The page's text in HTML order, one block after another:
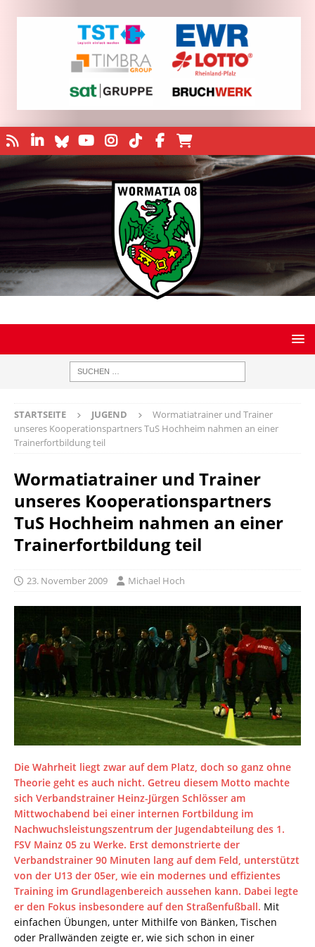
STARTSEITE JUGEND
Wormatiatrainer und Trainer
unseres Kooperationspartners TuS Hochheim nahmen an einer
Trainerfortbildung teil
Wormatiatrainer und Trainer
unseres Kooperationspartners
TuS Hochheim nahmen an einer
Trainerfortbildung teil
23. November 2009 Michael Hoch
Die Wahrheit liegt zwar auf dem Platz, doch so ganz ohne
Theorie geht es auch nicht. Getreu diesem Motto machte
sich Verbandstrainer Heinz-Jürgen Schlösser am
Mittwochabend bei einer internen Fortbildung im
Nachwuchsleistungszentrum der Jugendabteilung des 1.
FSV Mainz 05 zu Werke. Erst demonstrierte der
Verbandstrainer 90 Minuten lang auf dem Feld, unterstützt
von der U13 der 05er, wie ein modernes und effizientes
Training im Grundlagenbereich aussehen kann. Dabei legte
er den Fokus insbesondere auf den Straßenfußball. Mit
einfachen Übungen, unter Mithilfe von Bänken, Tischen
oder Prallwänden zeigte er, wie sich schon in einer